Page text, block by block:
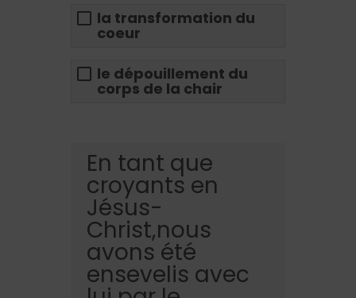
la transformation du
coeur
le dépouillement du
corps de la chair
En tant que
croyants en
Jésus-
Christ,nous
avons été
ensevelis avec